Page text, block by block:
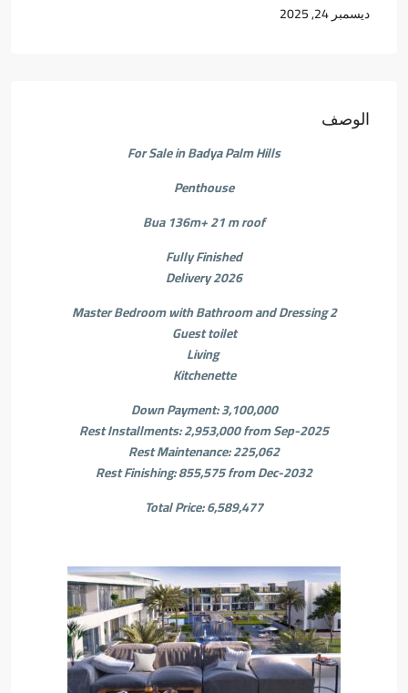
ديسمبر 24, 2025
الوصف
For Sale in Badya Palm Hills
Penthouse
Bua 136m+ 21 m roof
Fully Finished
Delivery 2026
2 Master Bedroom with Bathroom and Dressing
Guest toilet
Living
Kitchenette
Down Payment: 3,100,000
Rest Installments: 2,953,000 from Sep-2025
Rest Maintenance: 225,062
Rest Finishing: 855,575 from Dec-2032
Total Price: 6,589,477